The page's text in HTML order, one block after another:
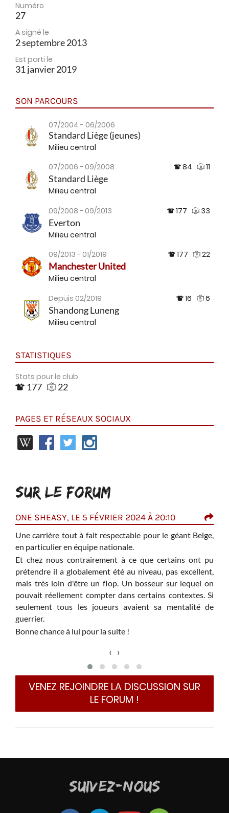
Numéro
27
A signé le
2 septembre 2013
Est parti le
31 janvier 2019
SON PARCOURS
07/2004 - 06/2006
Standard Liège (jeunes)
Milieu central
07/2006 - 09/2008
84 11
Standard Liège
Milieu central
09/2008 - 09/2013
177 33
Everton
Milieu central
09/2013 - 01/2019
177 22
Manchester United
Milieu central
Depuis 02/2019
16 6
Shandong Luneng
Milieu central
STATISTIQUES
Stats pour le club
177 22
PAGES ET RÉSEAUX SOCIAUX
SUR LE FORUM
ONE SHEASY, LE 5 FÉVRIER 2024 À 20:10
Une carrière tout à fait respectable pour le géant Belge,
en particulier en équipe nationale.
Et chez nous contrairement à ce que certains ont pu
prétendre il a globalement été au niveau, pas excellent,
mais très loin d'être un flop. Un bosseur sur lequel on
pouvait réellement compter dans certains contextes. Si
seulement tous les joueurs avaient sa mentalité de
guerrier.
Bonne chance à lui pour la suite !
‹ ›
VENEZ REJOINDRE LA DISCUSSION SUR
LE FORUM !
SUIVEZ-NOUS